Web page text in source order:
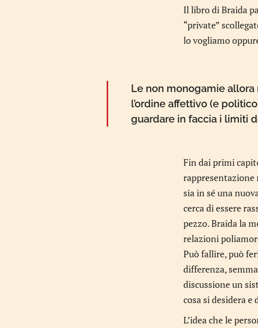
Il libro di Braida
“private”
lo vogliamo
Le non monogamie
l’ordine affettivo (e
guardare in faccia i limiti
Fin dai primi
rappresentazione
sia in sé una
cerca di essere
pezzo. Braida la
relazioni
Può fallire, può
differenza,
discussione un
cosa si desidera e
L’idea che le